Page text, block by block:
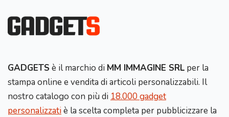
GADGETS è il marchio di MM IMMAGINE SRL per la
stampa online e vendita di articoli personalizzabili. Il
nostro catalogo con più di 18.000 gadget
personalizzatiè la scelta completa per pubblicizzare la